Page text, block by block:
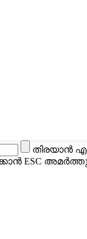
തിരയാൻ
ESC